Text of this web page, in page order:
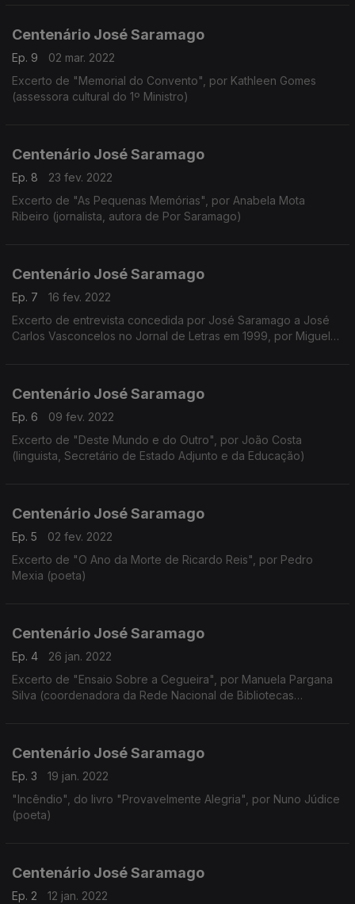
Centenário José Saramago
Ep. 9
02 mar. 2022
Excerto de "Memorial do Convento", por Kathleen Gomes
(assessora cultural do 1º Ministro)
Centenário José Saramago
Ep. 8
23 fev. 2022
Excerto de "As Pequenas Memórias", por Anabela Mota
Ribeiro (jornalista, autora de Por Saramago)
Centenário José Saramago
Ep. 7
16 fev. 2022
Excerto de entrevista concedida por José Saramago a José
Carlos Vasconcelos no Jornal de Letras em 1999, por Miguel
Centenário José Saramago
Ep. 6
09 fev. 2022
Excerto de "Deste Mundo e do Outro", por João Costa
(linguista, Secretário de Estado Adjunto e da Educação)
Centenário José Saramago
Ep. 5
02 fev. 2022
Excerto de "O Ano da Morte de Ricardo Reis", por Pedro
Mexia (poeta)
Centenário José Saramago
Ep. 4
26 jan. 2022
Excerto de "Ensaio Sobre a Cegueira", por Manuela Pargana
Silva (coordenadora da Rede Nacional de Bibliotecas
Centenário José Saramago
Ep. 3
19 jan. 2022
"Incêndio", do livro "Provavelmente Alegria", por Nuno Júdice
(poeta)
Centenário José Saramago
Ep. 2
12 jan. 2022